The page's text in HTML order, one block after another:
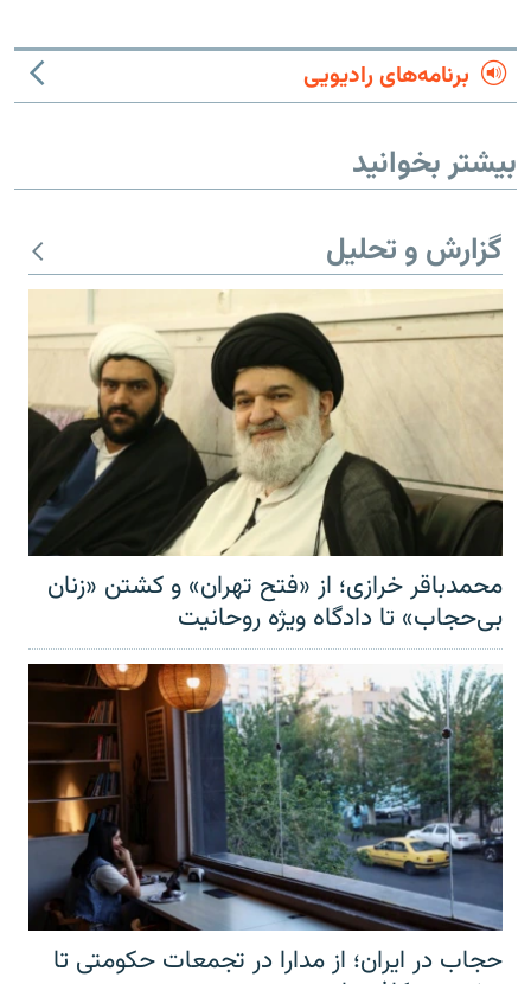
برنامه‌های رادیویی
بیشتر بخوانید
گزارش و تحلیل
محمدباقر خرازی؛ از «فتح تهران» و کشتن «زنان
بی‌حجاب» تا دادگاه ویژه روحانیت
حجاب در ایران؛ از مدارا در تجمعات حکومتی تا